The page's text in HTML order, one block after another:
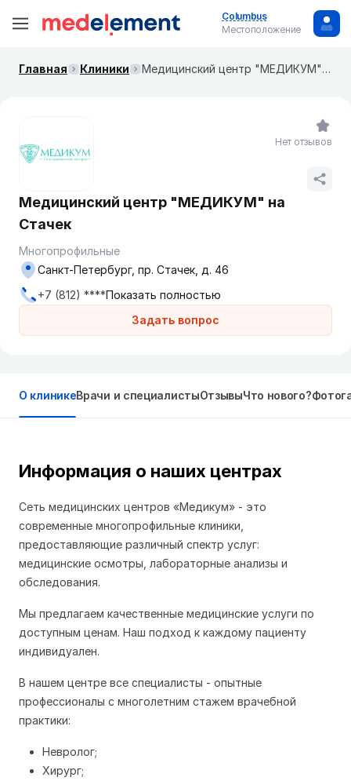
Columbus
Местоположение
Главная Клиники Медицинский центр "МЕДИКУМ" на Стачек
Медицинский центр "МЕДИКУМ" на
Стачек
Многопрофильные
Задать вопрос
Санкт-Петербург, пр. Стачек, д. 46
+7 (812) ****Показать полностью
Нет отзывов
О клиникеВрачи и специалистыОтзывыЧто нового?
Информация о наших центрах
Сеть медицинских центров «Медикум» - это
современные многопрофильные клиники,
предоставляющие различный спектр услуг:
медицинские осмотры, лабораторные анализы и
обследования.
Мы предлагаем качественные медицинские услуги по
доступным ценам. Наш подход к каждому пациенту
индивидуален.
В нашем центре все специалисты - опытные
профессионалы с многолетним стажем врачебной
практики:
Невролог;
Хирург;